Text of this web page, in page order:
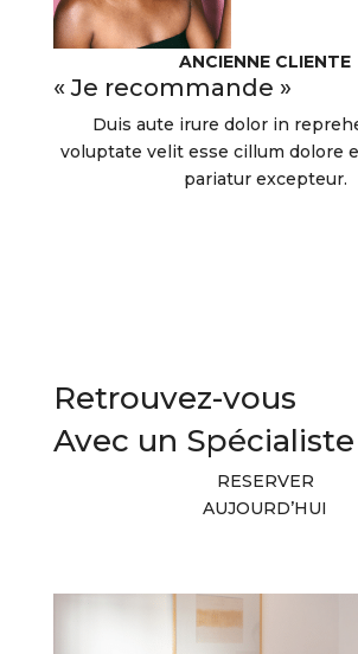
ANCIENNE CLIENTE
« Je recommande »
Duis aute irure dolor in
voluptate velit esse cillum dolore
pariatur excepteur.
Retrouvez-vous
Avec un Spécialiste
RESERVER
AUJOURD’HUI